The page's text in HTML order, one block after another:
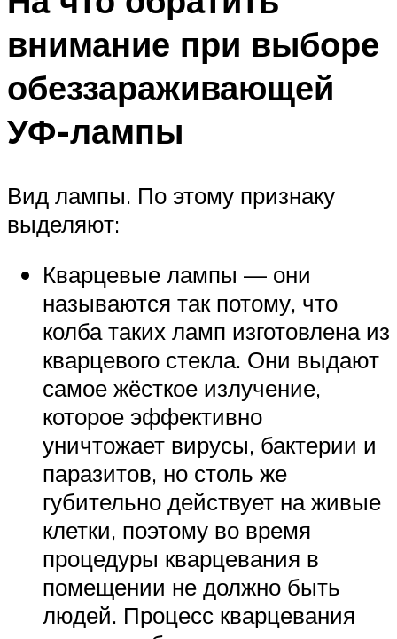
внимание при выборе
обеззараживающей
УФ-лампы
Вид лампы. По этому признаку
выделяют:
Кварцевые лампы — они
называются так потому, что
колба таких ламп изготовлена из
кварцевого стекла. Они выдают
самое жёсткое излучение,
которое эффективно
уничтожает вирусы, бактерии и
паразитов, но столь же
губительно действует на живые
клетки, поэтому во время
процедуры кварцевания в
помещении не должно быть
людей. Процесс кварцевания